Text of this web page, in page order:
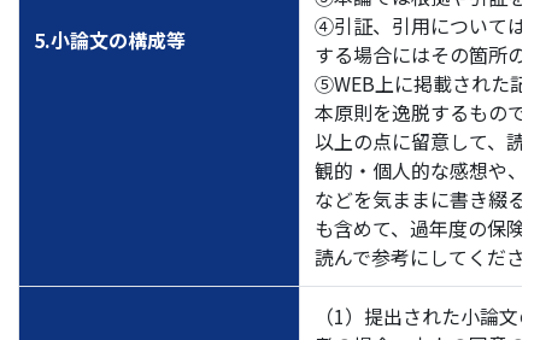
5.小論文の構成等
④引証、引用については
する場合にはその箇所の
⑤WEB上に掲載された記
本原則を逸脱するもので
以上の点に留意して、読
観的・個人的な感想や、
などを気ままに書き綴る
も含めて、過年度の保険
読んで参考にしてくださ
（1）提出された小論文